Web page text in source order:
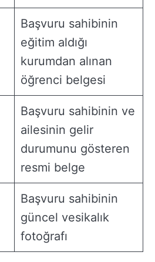
Başvuru sahibinin
eğitim aldığı
kurumdan alınan
öğrenci belgesi
Başvuru sahibinin ve
ailesinin gelir
durumunu gösteren
resmi belge
Başvuru sahibinin
güncel vesikalık
fotoğrafı